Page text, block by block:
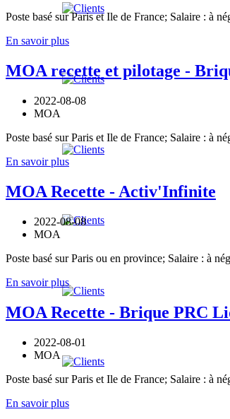
Poste basé sur Paris et Ile de France; Salaire : à
En savoir plus
MOA recette et pilotage -
2022-08-08
MOA
Poste basé sur Paris et Ile de France; Salaire : à
En savoir plus
MOA Recette - Activ'Infinite
2022-08-08
MOA
Poste basé sur Paris ou en province; Salaire : à
En savoir plus
MOA Recette - Brique PRC
2022-08-01
MOA
Poste basé sur Paris et Ile de France; Salaire : à
En savoir plus